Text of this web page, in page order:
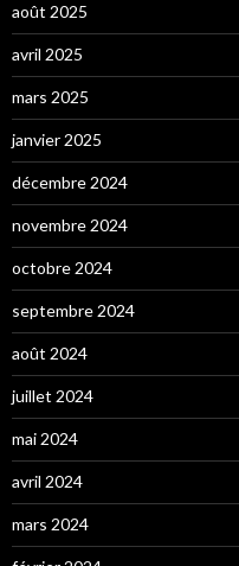
août 2025
avril 2025
mars 2025
janvier 2025
décembre 2024
novembre 2024
octobre 2024
septembre 2024
août 2024
juillet 2024
mai 2024
avril 2024
mars 2024